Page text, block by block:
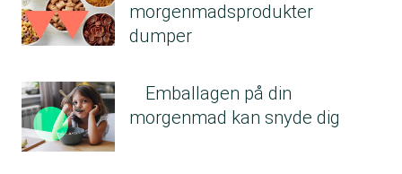
morgenmadsprodukter
dumper
Emballagen på din
morgenmad kan snyde dig